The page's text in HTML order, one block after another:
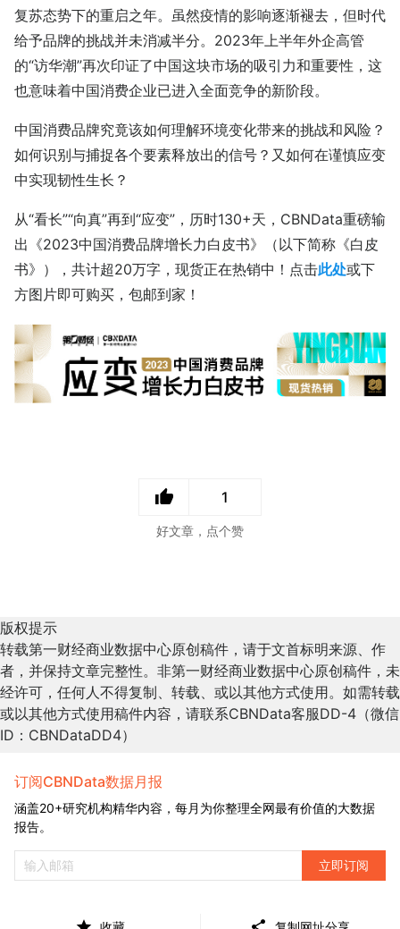
复苏态势下的重启之年。虽然疫情的影响逐渐褪去，但时代
给予品牌的挑战并未消减半分。2023年上半年外企高管
的“访华潮”再次印证了中国这块市场的吸引力和重要性，这
也意味着中国消费企业已进入全面竞争的新阶段。
中国消费品牌究竟该如何理解环境变化带来的挑战和风险？
如何识别与捕捉各个要素释放出的信号？又如何在谨慎应变
中实现韧性生长？
从“看长”“向真”再到“应变”，历时130+天，CBNData重磅输
出《2023中国消费品牌增长力白皮书》（以下简称《白皮
书》），共计超20万字，现货正在热销中！点击此处或下
方图片即可购买，包邮到家！
1
好文章，点个赞
版权提示
转载第一财经商业数据中心原创稿件，请于文首标明来源、作
者，并保持文章完整性。非第一财经商业数据中心原创稿件，未
经许可，任何人不得复制、转载、或以其他方式使用。如需转载
或以其他方式使用稿件内容，请联系CBNData客服DD-4（微信
ID：CBNDataDD4）
订阅CBNData数据月报
涵盖20+研究机构精华内容，每月为你整理全网最有价值的大数据
报告。
立即订阅